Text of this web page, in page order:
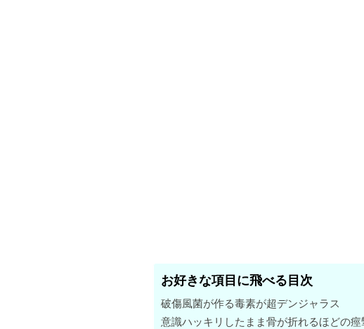
お好きな項目に飛べる目次
破傷風菌が作る毒素が超デンジャラス
意識ハッキリしたまま骨が折れるほどの痙